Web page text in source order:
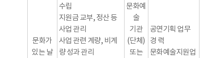
문화가
있는 날
수립
지원금 교부, 정산 등
사업 관리
사업 관련 계량, 비계
량 성과 관리
문화예
술
기관
(단체)
또는
공연기획 업무
경 력
문화예술지원업